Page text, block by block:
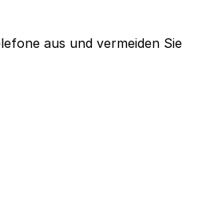
aus und vermeiden Sie